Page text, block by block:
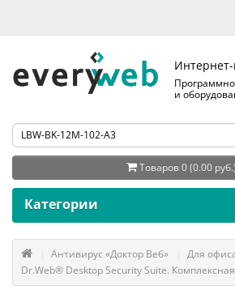
и
Товаров 0 (0.00 руб.)
Категории
Антивирус «Доктор Веб» Для
Dr.Web® Desktop Security Suite.